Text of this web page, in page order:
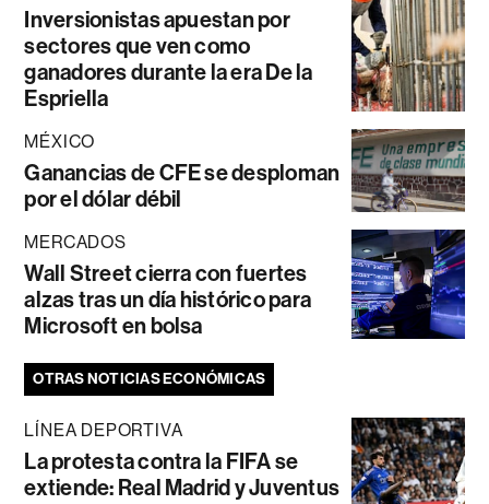
Inversionistas apuestan por
sectores que ven como
ganadores durante la era De la
Espriella
MÉXICO
Ganancias de CFE se desploman
por el dólar débil
MERCADOS
Wall Street cierra con fuertes
alzas tras un día histórico para
Microsoft en bolsa
OTRAS NOTICIAS ECONÓMICAS
LÍNEA DEPORTIVA
La protesta contra la FIFA se
extiende: Real Madrid y Juventus